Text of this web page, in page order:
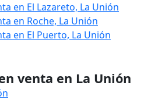
en El Lazareto, La Unión
en Roche, La Unión
en El Puerto, La Unión
venta en La Unión